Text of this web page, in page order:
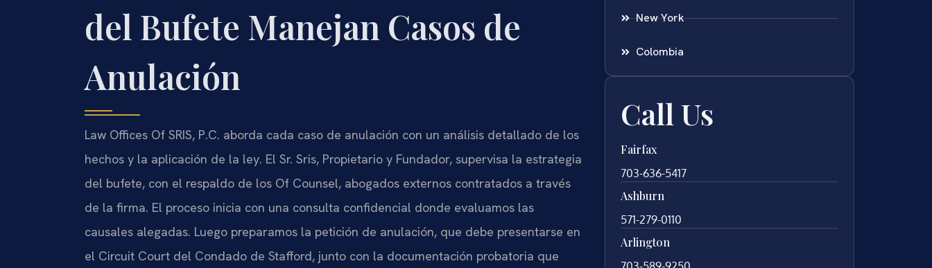
del Bufete Manejan Casos de
Anulación
Law Offices Of SRIS, P.C. aborda cada caso de anulación con un análisis detallado de los
hechos y la aplicación de la ley. El Sr. Sris, Propietario y Fundador, supervisa la estrategia
del bufete, con el respaldo de los Of Counsel, abogados externos contratados a través
de la firma. El proceso inicia con una consulta confidencial donde evaluamos las
causales alegadas. Luego preparamos la petición de anulación, que debe presentarse en
el Circuit Court del Condado de Stafford, junto con la documentación probatoria que
New York
Colombia
Call Us
Fairfax
703-636-5417
Ashburn
571-279-0110
Arlington